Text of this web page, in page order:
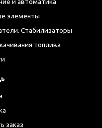
элементы
Стабилизаторы
топлива
заказ